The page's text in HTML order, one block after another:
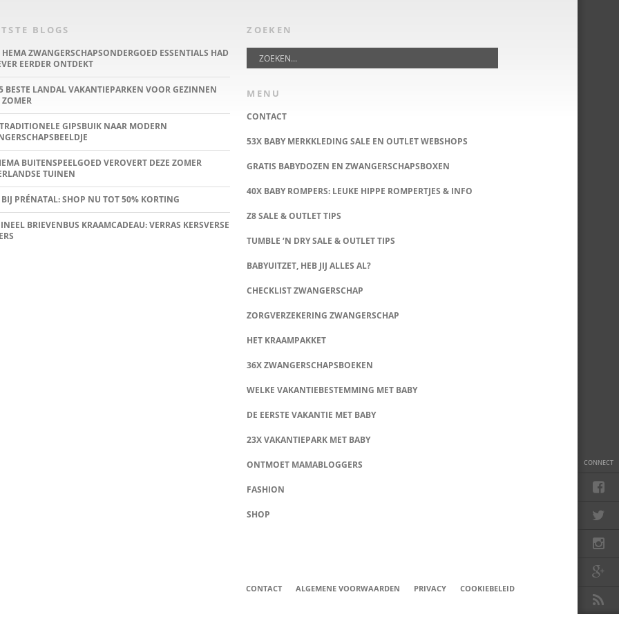
CONNECT
BLOGS
HEMA ZWANGERSCHAPSONDERGOED ESSENTIALS HAD
EERDER ONTDEKT
BESTE LANDAL VAKANTIEPARKEN VOOR GEZINNEN
ZOMER
GIPSBUIK NAAR MODERN
BUITENSPEELGOED VEROVERT DEZE ZOMER
TUINEN
BIJ PRÉNATAL: SHOP NU TOT 50% KORTING
BRIEVENBUS KRAAMCADEAU: VERRAS KERSVERSE
ZOEKEN
MENU
CONTACT
53X BABY MERKKLEDING SALE EN OUTLET WEBSHOPS
GRATIS BABYDOZEN EN ZWANGERSCHAPSBOXEN
40X BABY ROMPERS: LEUKE HIPPE ROMPERTJES & INFO
Z8 SALE & OUTLET TIPS
TUMBLE ‘N DRY SALE & OUTLET TIPS
BABYUITZET, HEB JIJ ALLES AL?
CHECKLIST ZWANGERSCHAP
ZORGVERZEKERING ZWANGERSCHAP
HET KRAAMPAKKET
36X ZWANGERSCHAPSBOEKEN
WELKE VAKANTIEBESTEMMING MET BABY
DE EERSTE VAKANTIE MET BABY
23X VAKANTIEPARK MET BABY
ONTMOET MAMABLOGGERS
FASHION
SHOP
CONTACT ALGEMENE VOORWAARDEN PRIVACY COOKIEBELEID